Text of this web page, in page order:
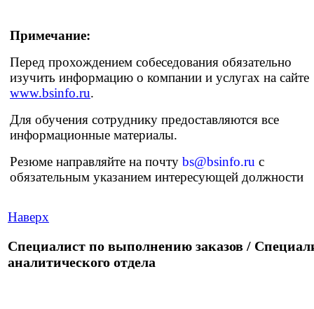
Примечание:
Перед прохождением собеседования обязательно
изучить информацию о компании и услугах на сайте
www.bsinfo.ru.
Для обучения сотруднику предоставляются все
информационные материалы.
Резюме направляйте на почту bs@bsinfo.ru с
обязательным указанием интересующей должности
Наверх
Специалист по выполнению заказов /
аналитического отдела